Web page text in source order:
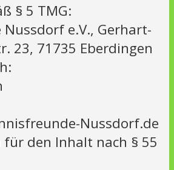
§ 5 TMG:
e.V., Gerhart-
23, 71735 Eberdingen
Nussdorf.de
den Inhalt nach § 55